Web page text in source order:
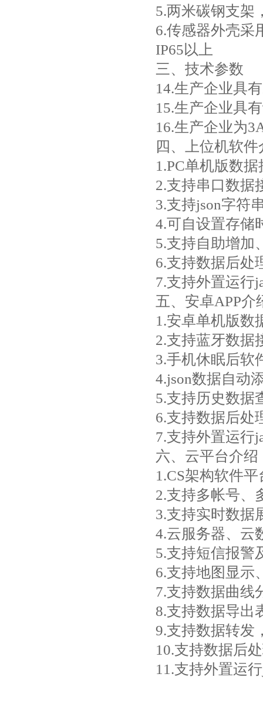
5.两米碳钢支架
6.传感器外壳采
IP65以上
三、技术参数
14.生产企业具
15.生产企业具
16.生产企业为
四、上位机软件
1.PC单机版数
2.支持串口数据
3.支持json字符
4.可自设置存储
5.支持自助增加
6.支持数据后处
7.支持外置运行
五、安卓APP介
1.安卓单机版数
2.支持蓝牙数据
3.手机休眠后软
4.json数据自动
5.支持历史数据
6.支持数据后处
7.支持外置运行
六、云平台介绍
1.CS架构软件
2.支持多帐号、
3.支持实时数据
4.云服务器、云
5.支持短信报警
6.支持地图显示
7.支持数据曲线
8.支持数据导出
9.支持数据转发
10.支持数据后
11.支持外置运